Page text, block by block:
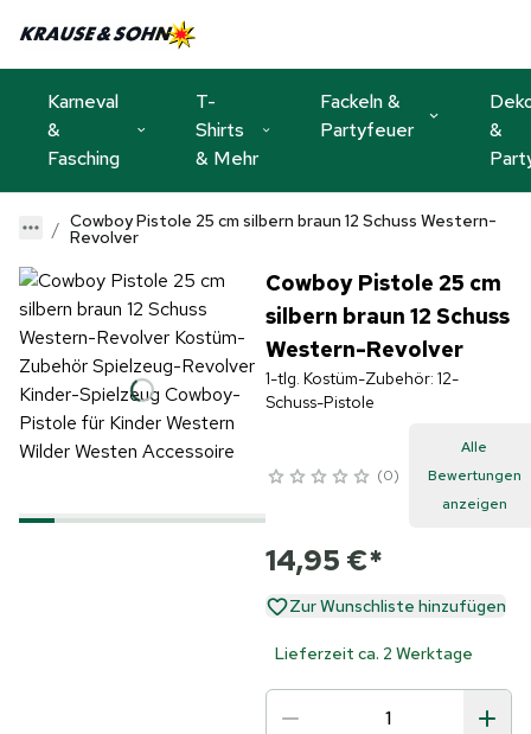
Karneval
&
Fasching
T-
Shirts
& Mehr
Fackeln &
Partyfeuer
&
Cowboy Pistole 25 cm silbern braun 12 Schuss Western-
Revolver
Cowboy Pistole 25 cm
silbern braun 12 Schuss
Western-Revolver
1-tlg. Kostüm-Zubehör: 12-
Schuss-Pistole
0
Alle
Bewertungen
anzeigen
14,95 €*
Zur Wunschliste hinzufügen
Lieferzeit ca. 2 Werktage